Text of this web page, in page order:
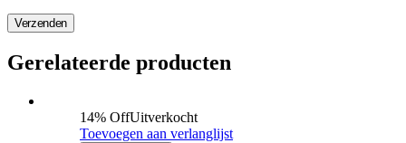
Verzenden
Gerelateerde producten
14% OffUitverkocht
Toevoegen aan verlanglijst